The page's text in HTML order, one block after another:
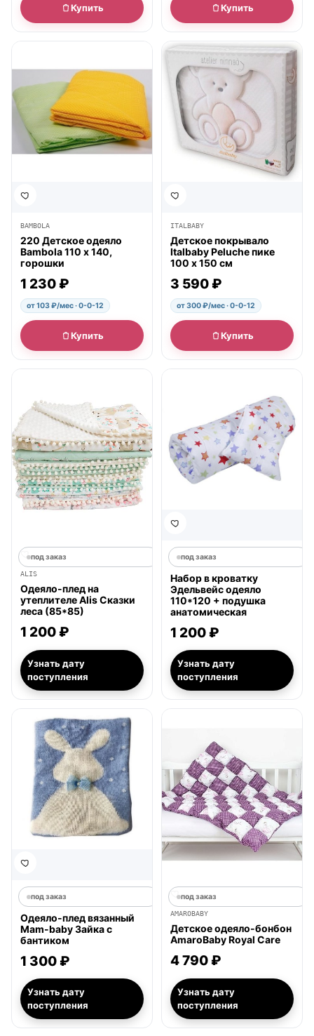
Купить Купить
BAMBOLA
220 Детское одеяло
Bambola 110 х 140,
горошки
1 230 ₽
от 103 ₽/мес · 0-0-12
Купить
● в наличии
ITALBABY
Детское покрывало
Italbaby Peluche пике
100 х 150 см
3 590 ₽
от 300 ₽/мес · 0-0-12
Купить
под заказ
ALIS
Одеяло-плед на
утеплителе Alis Сказки
леса (85*85)
1 200 ₽
Узнать дату
поступления
под заказ
Набор в кроватку
Эдельвейс одеяло
110*120 + подушка
анатомическая
1 200 ₽
Узнать дату
поступления
под заказ
Одеяло-плед вязанный
Mam-baby Зайка с
бантиком
1 300 ₽
Узнать дату
поступления
под заказ
AMAROBABY
Детское одеяло-бонбон
AmaroBaby Royal Care
4 790 ₽
Узнать дату
поступления